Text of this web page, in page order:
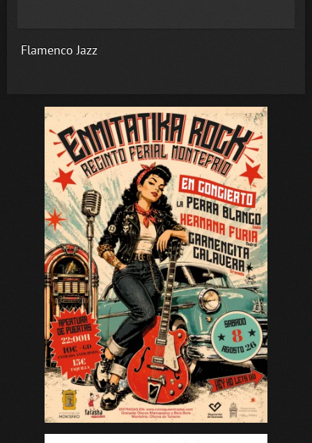
Flamenco Jazz